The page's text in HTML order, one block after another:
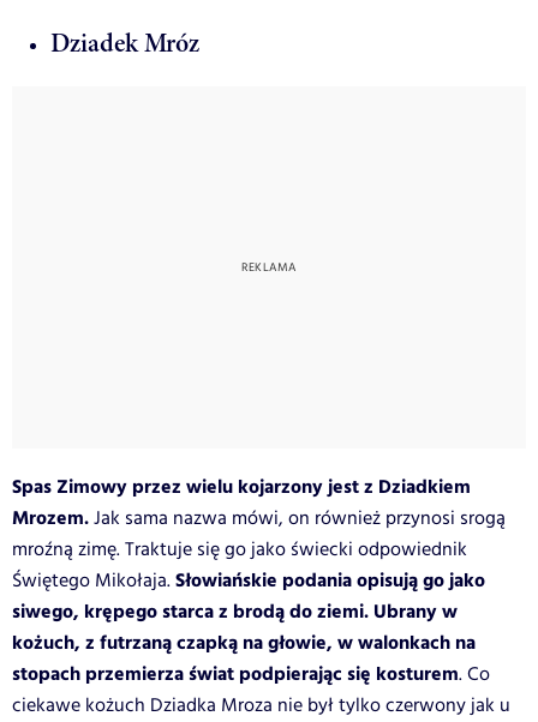
Dziadek Mróz
Spas Zimowy przez wielu kojarzony jest z Dziadkiem
Mrozem.Jak sama nazwa mówi, on również przynosi srogą
mroźną zimę. Traktuje się go jako świecki odpowiednik
Świętego Mikołaja.Słowiańskie podania opisują go jako
siwego, krępego starca z brodą do ziemi. Ubrany w
kożuch, z futrzaną czapką na głowie, w walonkach na
stopach przemierza świat podpierając się kosturem. Co
ciekawe kożuch Dziadka Mroza nie był tylko czerwony jak u